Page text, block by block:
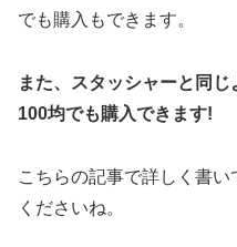
でも購入もできます。
また、スタッシャーと同
100均でも購入できます!
こちらの記事で詳しく書
くださいね。